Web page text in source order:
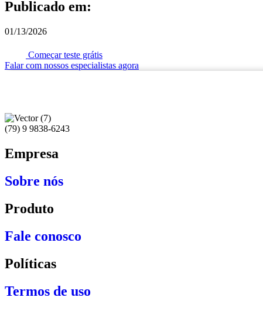
Publicado em:
01/13/2026
Começar teste grátis
Falar com nossos especialistas agora
(79) 9 9838-6243
Empresa
Sobre nós
Produto
Fale conosco
Políticas
Termos de uso